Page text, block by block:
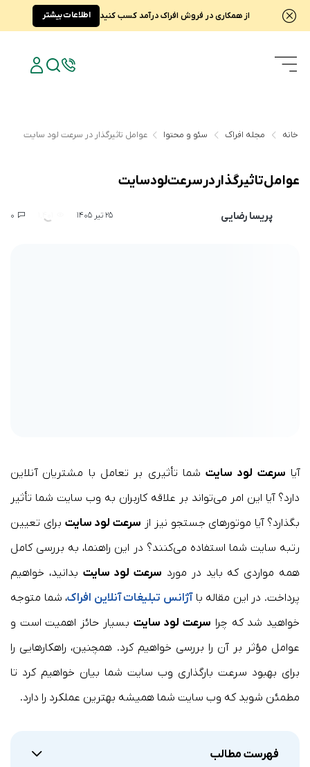
از همکاری در فروش افراک درآمد کسب کنید اطلاعات بیشتر
خانه مجله افراک سئو و محتوا عوامل تاثیرگذار در سرعت لود سایت
عوامل تاثیرگذار در سرعت لود سایت
پریسا رضایی 25 تیر 1405
آیا سرعت لود سایتشما تأثیری بر تعامل با مشتریان آنلاین
دارد؟ آیا این امر می‌تواند بر علاقه کاربران به وب سایت شما تأثیر
بگذارد؟ آیا موتورهای جستجو نیز از سرعت لود سایت برای تعیین
رتبه سایت شما استفاده می‌کنند؟ در این راهنما، به بررسی کامل
همه مواردی که باید در مورد سرعت لود سایت بدانید، خواهیم
پرداخت. در این مقاله باآژانس تبلیغات آنلاین افراک، شما متوجه
خواهید شد که چرا سرعت لود سایت بسیار حائز اهمیت است و
عوامل مؤثر بر آن را بررسی خواهیم کرد. همچنین، راهکارهایی را
برای بهبود سرعت بارگذاری وب سایت شما بیان خواهیم کرد تا
مطمئن شوید که وب سایت شما همیشه بهترین عملکرد را دارد.
فهرست مطالب